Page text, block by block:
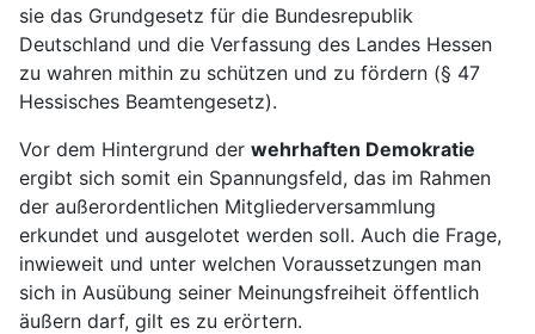
sie das Grundgesetz für die Bundesrepublik
Deutschland und die Verfassung des Landes Hessen
zu wahren mithin zu schützen und zu fördern (§ 47
Hessisches Beamtengesetz).
Vor dem Hintergrund der wehrhaften Demokratie
ergibt sich somit ein Spannungsfeld, das im Rahmen
der außerordentlichen Mitgliederversammlung
erkundet und ausgelotet werden soll. Auch die Frage,
inwieweit und unter welchen Voraussetzungen man
sich in Ausübung seiner Meinungsfreiheit öffentlich
äußern darf, gilt es zu erörtern.